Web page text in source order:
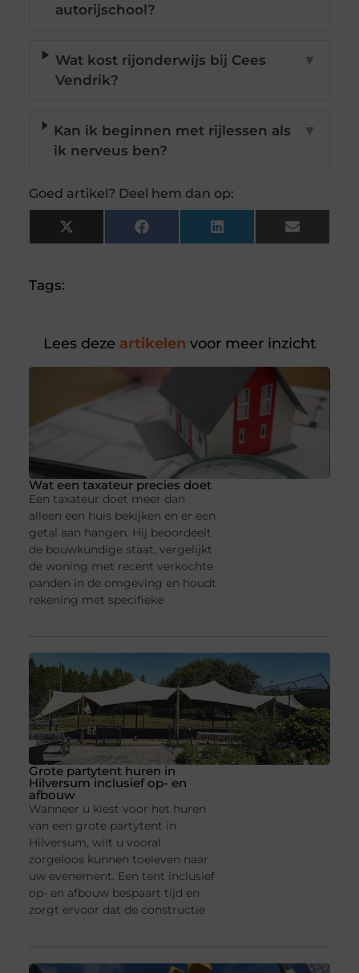
autorijschool?
Wat kost rijonderwijs bij Cees
Vendrik?
▼
Kan ik beginnen met rijlessen als
ik nerveus ben?
▼
Goed artikel? Deel hem dan op:
X
(Twitter)
Facebook LinkedIn Email
Tags:
Lees deze artikelen voor meer inzicht
Wat een taxateur precies doet
Een taxateur doet meer dan
alleen een huis bekijken en er een
getal aan hangen. Hij beoordeelt
de bouwkundige staat, vergelijkt
de woning met recent verkochte
panden in de omgeving en houdt
rekening met specifieke
Grote partytent huren in
Hilversum inclusief op- en
afbouw
Wanneer u kiest voor het huren
van een grote partytent in
Hilversum, wilt u vooral
zorgeloos kunnen toeleven naar
uw evenement. Een tent inclusief
op- en afbouw bespaart tijd en
zorgt ervoor dat de constructie